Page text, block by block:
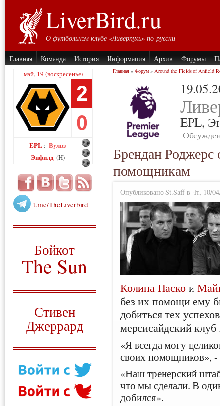
LiverBird.ru
О футбольном клубе «Ливерпуль» по-русски
Главная Команда История Информация Архив Форумы
май, 19 (воскресенье)
2
0
EPL : Вулвз
Энфилд (H)
t.me/TheLiverbird
Бойкот
The Sun
Стивен
Джеррард
Главная » Форум » Around the Fields of Anfield
EPL,
Брендан Роджерс
помощникам
Опубликовано St.Saff в Чт, 10/
Колина Паско и
без их помощи ему
добиться тех
мерсисайдский
«Я всегда могу
своих помощников», -
«Наш тренерский
что мы сделали. В
добился».